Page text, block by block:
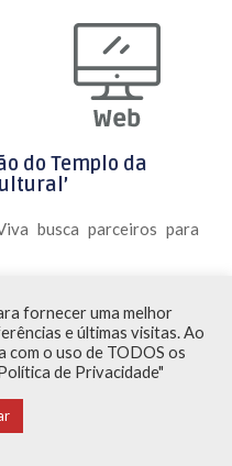
do Templo da
busca parceiros para
fornecer uma melhor
e últimas visitas. Ao
com o uso de TODOS os
de Privacidade"